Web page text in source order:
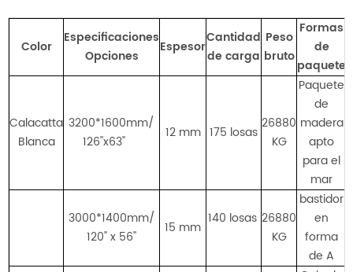
Color
Especificaciones
Opciones
Espesor
Cantidad
de carga
Peso
bruto
Formas
de
paquete
Calacatta
Blanca
3200*1600mm/
126''x63''
12 mm 175 losas
26880
KG
Paquete
de
madera
apto
para el
mar
3000*1400mm/
120'' x 56''
15 mm
140 losas 26880
KG
bastidor
en
forma
de A